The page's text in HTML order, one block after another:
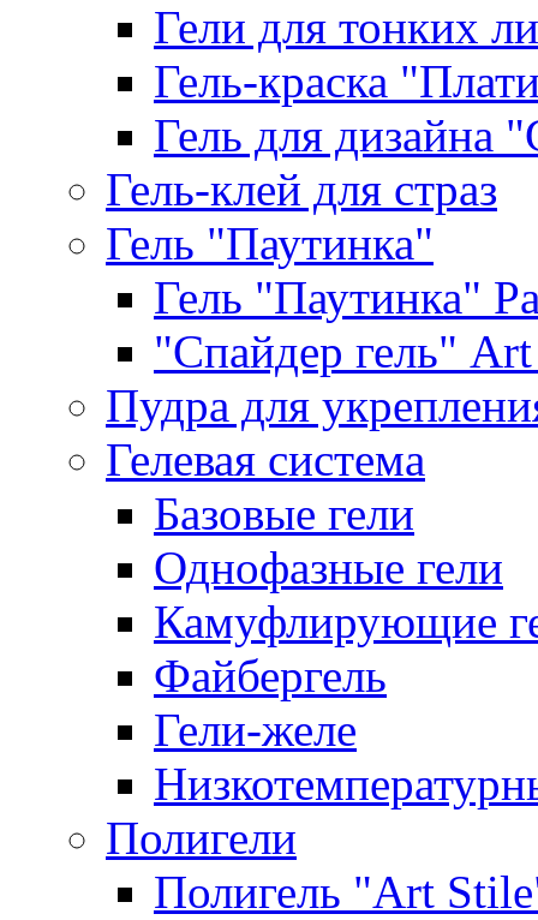
Гели для тонких
Гель-краска
Гель для дизайна
Гель-клей для страз
Гель "Паутинка"
Гель "Паутинка"
"Спайдер гель"
Пудра для
Гелевая система
Базовые гели
Однофазные гели
Камуфлирующие
Файбергель
Гели-желе
Полигели
Полигель "Art